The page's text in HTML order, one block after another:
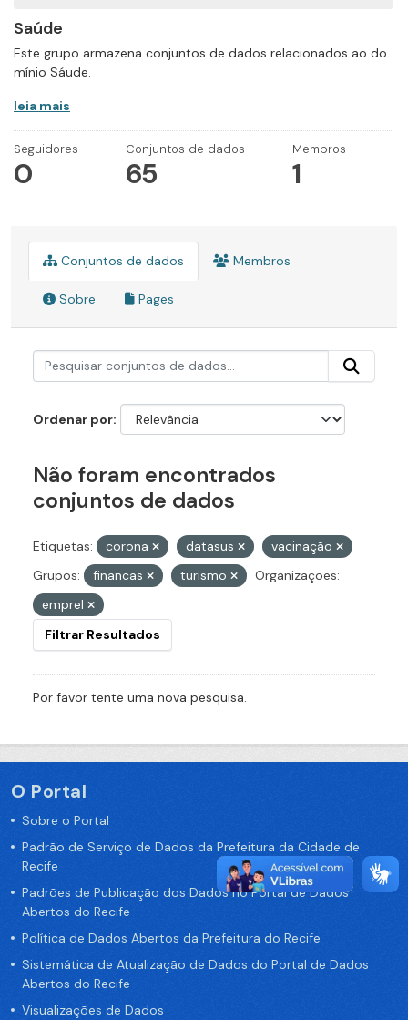
Saúde
Este grupo armazena conjuntos de dados relacionados ao do
mínio Sáude.
leia mais
Seguidores
0
Conjuntos de dados
65
Membros
1
Conjuntos de dados Membros
Sobre Pages
Ordenar por
Não foram encontrados
conjuntos de dados
Etiquetas: corona datasus
vacinação
Grupos:
financas turismo
Organizações:
emprel
Filtrar Resultados
Por favor tente uma nova pesquisa.
O Portal
Sobre o Portal
Padrão de Serviço de Dados da Prefeitura da Cidade de
Recife
Padrões de Publicação dos Dados no Portal de Dados
Abertos do Recife
Política de Dados Abertos da Prefeitura do Recife
Sistemática de Atualização de Dados do Portal de Dados
Abertos do Recife
Visualizações de Dados